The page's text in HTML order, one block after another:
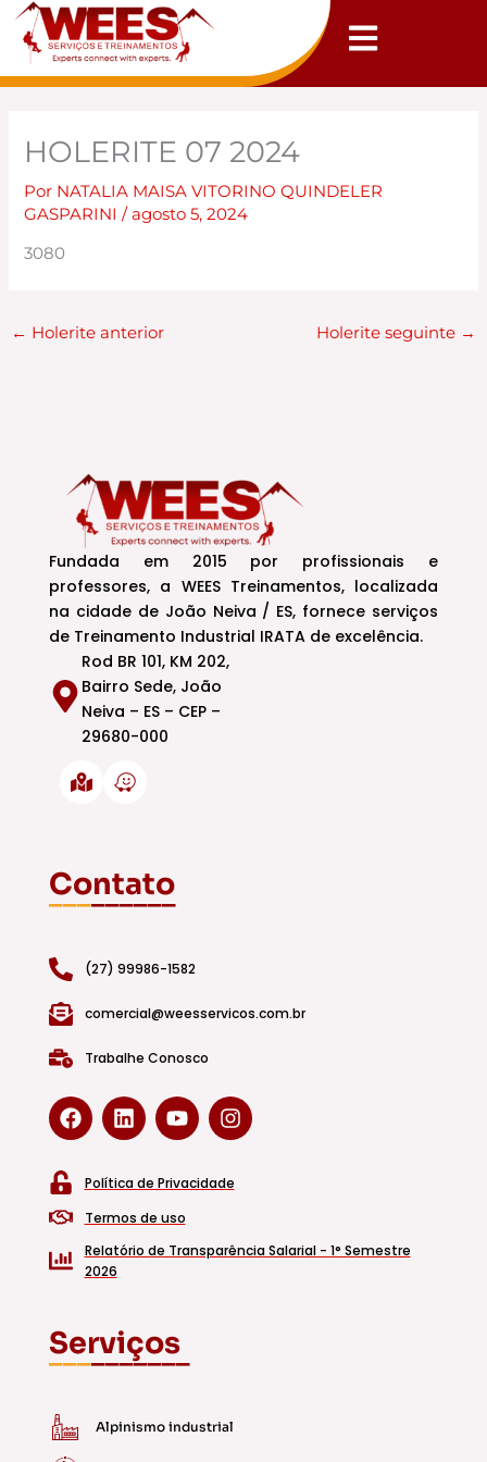
para
conteúdo
HOLERITE 07 2024
Por NATALIA MAISA VITORINO QUINDELER
GASPARINI/agosto 5, 2024
3080
← Holerite anterior Holerite seguinte →
Fundada em 2015 por profissionais e
professores, a WEES Treinamentos, localizada
na cidade de João Neiva / ES, fornece serviços
de Treinamento Industrial IRATA de excelência.
Rod BR 101, KM 202,
Bairro Sede, João
Neiva – ES – CEP –
29680-000
Contato
(27) 99986-1582
comercial@weesservicos.com.br
Trabalhe Conosco
_________
a
c
o
o
i
n
d
i
o
u
b
e
n
s
g
m
Política de Privacidade
Termos de uso
Relatório de Transparência Salarial - 1° Semestre
2026
Serviços
__________
Alpinismo industrial